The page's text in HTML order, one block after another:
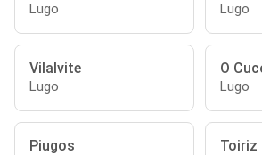
Lugo Lugo
Vilalvite
Lugo
O
Lugo
Piugos Toiriz